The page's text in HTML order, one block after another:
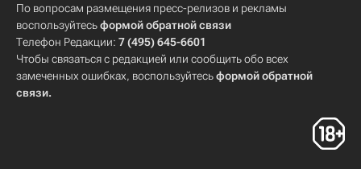
По вопросам размещения пресс-релизов и рекламы
воспользуйтесьформой обратной связи
Телефон Редакции: 7 (495) 645-6601
Чтобы связаться с редакцией или сообщить обо всех
замеченных ошибках, воспользуйтесьформой обратной
связи.